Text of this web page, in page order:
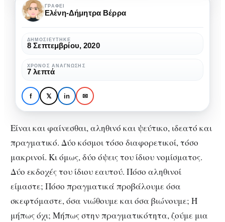
ΚΟΙΝΩΝΙΚΉ ΨΥΧΟΛΟΓΊΑ
Είναι και φαίνεσθαι:
γέφυρα επικοινωνίας με
την ύπαρξη
Είναι
και
φαίνεσθαι:
γέφυρα
επικοινωνίας
την
ύπαρξη
ΓΡΆΦΕΙ
Ελένη-Δήμητρα Βέρρα
ΔΗΜΟΣΙΕΎΤΗΚΕ
8 Σεπτεμβρίου, 2020
ΧΡΌΝΟΣ ΑΝΆΓΝΩΣΗΣ
7 λεπτά
f 𝕏 in ✉
Είναι και φαίνεσθαι, αληθινό και ψεύτικο, ιδεατό και
πραγματικό. Δύο κόσμοι τόσο διαφορετικοί, τόσο
μακρινοί. Κι όμως, δύο όψεις του ίδιου νομίσματος.
Δύο εκδοχές του ίδιου εαυτού. Πόσο αληθινοί
είμαστε; Πόσο πραγματικά προβάλουμε όσα
σκεφτόμαστε, όσα νιώθουμε και όσα βιώνουμε; Ή
μήπως όχι; Μήπως στην πραγματικότητα, ζούμε μια